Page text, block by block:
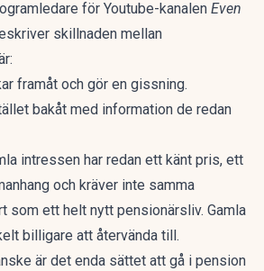
för Youtube-kanalen Even
skillnaden mellan
framåt och gör en gissning.
bakåt med information de redan
intressen har redan ett känt pris, ett
och kräver inte samma
som ett helt nytt pensionärsliv. Gamla
billigare att återvända till.
är det enda sättet att gå i pension